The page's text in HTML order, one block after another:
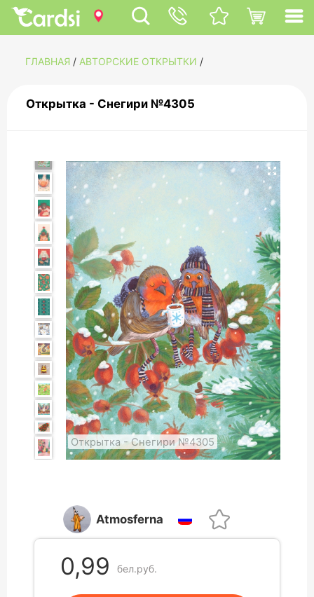
ГЛАВНАЯ / АВТОРСКИЕ ОТКРЫТКИ /
Открытка - Снегири №4305
Открытка - Снегири №4305
Atmosferna
0,99 бел.руб.